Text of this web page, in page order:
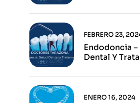
Endodoncia –
Dental Y
FEBRERO 23,
ENERO 16, 2024